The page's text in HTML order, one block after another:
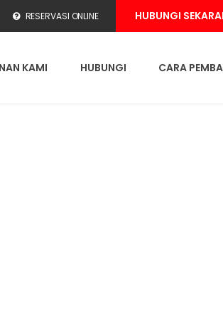
RESERVASI ONLINE HUBUNGI
KAMI HUBUNGI CARA